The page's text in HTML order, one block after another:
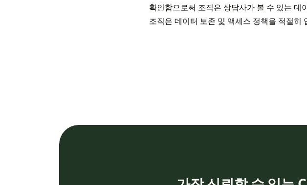
확인함으로써 조직은 상담사가 볼 수 있는
조직은 데이터 보존 및 액세스 정책을 적절히